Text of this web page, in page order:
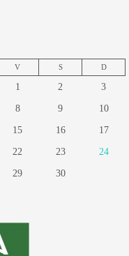
V S D
1 2 3
8 9 10
15 16 17
22 23 24
29
30